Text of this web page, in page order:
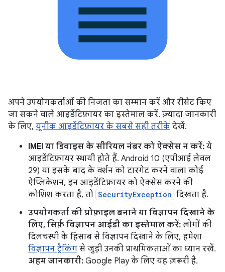
अपने उपयोगकर्ताओं की निजता का सम्मान करें और रीसेट किए
जा सकने वाले आइडेंटिफ़ायर का इस्तेमाल करें. ज़्यादा जानकारी
के लिए, यूनीक आइडेंटिफ़ायर के सबसे सही तरीके देखें.
IMEI या डिवाइस के सीरियल नंबर को ऐक्सेस न करें: ये
आइडेंटिफ़ायर स्थायी होते हैं. Android 10 (एपीआई लेवल
29) या इसके बाद के वर्शन को टारगेट करने वाला कोई
ऐप्लिकेशन, इन आइडेंटिफ़ायर को ऐक्सेस करने की
कोशिश करता है, तो SecurityException दिखता है.
उपयोगकर्ता की प्रोफ़ाइल बनाने या विज्ञापन दिखाने के
लिए, सिर्फ़ विज्ञापन आईडी का इस्तेमाल करें: लोगों की
दिलचस्पी के हिसाब से विज्ञापन दिखाने के लिए, हमेशा
विज्ञापन ट्रैकिंग से जुड़ी उनकी प्राथमिकताओं का ध्यान रखें.
अहम जानकारी: Google Play के लिए यह ज़रूरी है.